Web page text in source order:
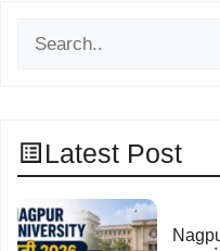
Latest Post